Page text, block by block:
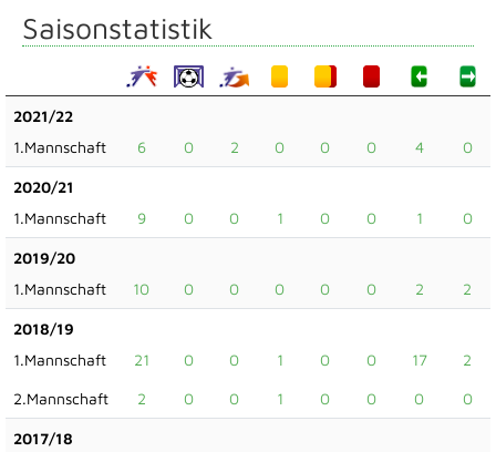
Saisonstatistik
2021/22
1.Mannschaft
6 0 2 0 0 0 4 0
2020/21
1.Mannschaft
9 0 0 1 0 0 1 0
2019/20
1.Mannschaft
10 0 0 0 0 0 2 2
2018/19
1.Mannschaft
21 0 0 1 0 0 17 2
2.Mannschaft 2 0 0 1 0 0 0 0
2017/18